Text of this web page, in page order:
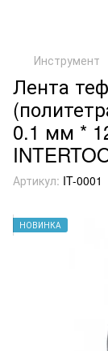
Инструмент
Лента
0.1 мм *
Артикул: IT-0001
НОВИНКА